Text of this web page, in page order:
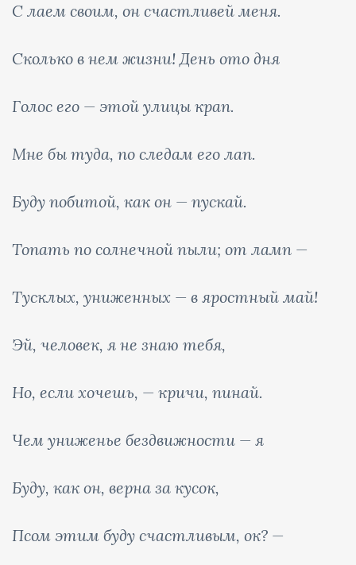
С лаем своим, он счастливей меня.
Сколько в нем жизни! День ото дня
Голос его — этой улицы крап.
Мне бы туда, по следам его лап.
Буду побитой, как он — пускай.
Топать по солнечной пыли; от ламп —
Тусклых, униженных — в яростный май!
Эй, человек, я не знаю тебя,
Но, если хочешь, — кричи, пинай.
Чем униженье бездвижности — я
Буду, как он, верна за кусок,
Псом этим буду счастливым, ок? —